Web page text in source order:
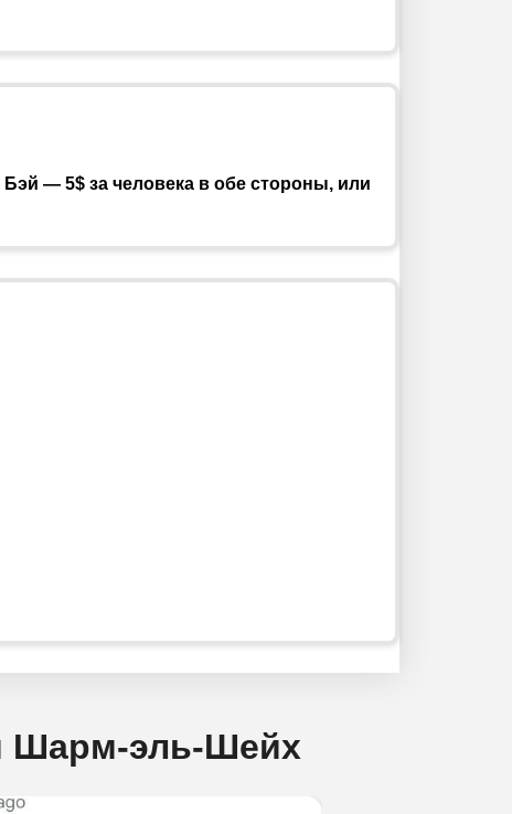
— 5$ за человека в обе стороны, или
Шарм-эль-Шейх